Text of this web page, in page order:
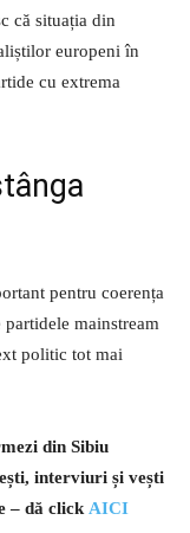
că situația din
europeni în
cu extrema
pentru coerența
mainstream
politic tot mai
din Sibiu
interviuri și vești
– dă click AICI